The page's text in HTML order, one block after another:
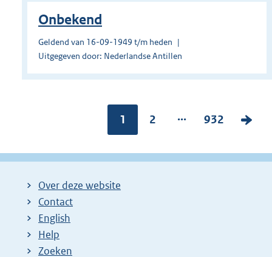
Onbekend
Geldend van 16-09-1949 t/m heden
Uitgegeven door: Nederlandse Antillen
Pagina:
1
P
g
2 ...
P
g
932
V
l
Over deze website
Contact
English
Help
Zoeken